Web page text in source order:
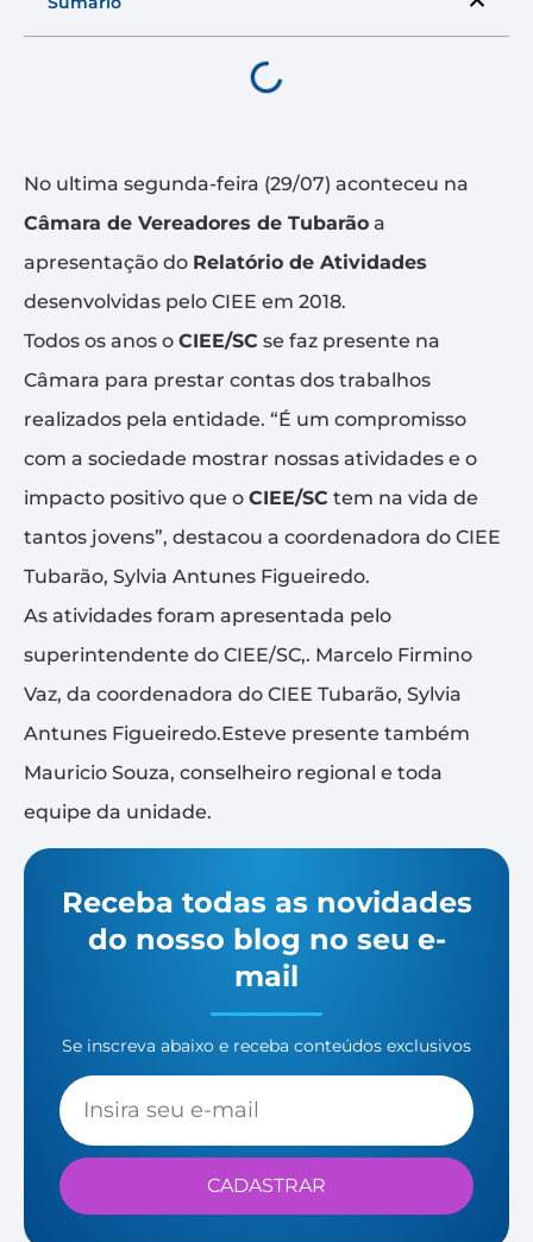
No ultima segunda-feira (29/07) aconteceu na
Câmara de Vereadores de Tubarão a
apresentação do Relatório de Atividades
desenvolvidas pelo CIEE em 2018.
Todos os anos o CIEE/SC se faz presente na
Câmara para prestar contas dos trabalhos
realizados pela entidade. “É um compromisso
com a sociedade mostrar nossas atividades e o
impacto positivo que o CIEE/SC tem na vida de
tantos jovens”, destacou a coordenadora do CIEE
Tubarão, Sylvia Antunes Figueiredo.
As atividades foram apresentada pelo
superintendente do CIEE/SC,. Marcelo Firmino
Vaz, da coordenadora do CIEE Tubarão, Sylvia
Antunes Figueiredo.Esteve presente também
Mauricio Souza, conselheiro regional e toda
equipe da unidade.
Receba todas as novidades
do nosso blog no seu e-
mail
Se inscreva abaixo e receba conteúdos exclusivos
CADASTRAR